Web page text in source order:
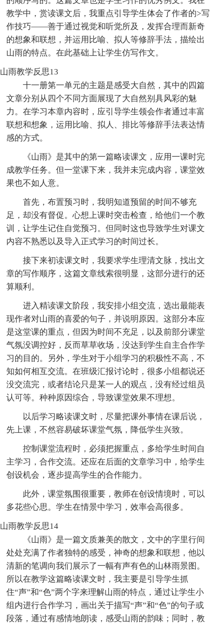
教学中，赏读课文后，我重点引导学生体会了作者的>写
作技巧——善于通过视觉和听觉所及，发挥合理而新奇
的想象和联想，并运用比喻、拟人等修辞手法，描绘出
山雨的特点。在此基础上让学生仿写作文。
山雨教学反思13
十一册第一单元的主题是感受大自然，其中的四篇
文章分别从四个不同方面展现了大自然别具风彩的魅
力。在学习本章内容时，应引导学生领会作者通过丰富
联想和想象，运用比喻、拟人、排比等修辞手法表达情
感的方式。
《山雨》是其中的第一篇略读课文，应用一课时完
成教学任务。但一堂课下来，我并未完成内容，课堂效
果也不如人意。
首先，布置预习时，我明知道预留的时间不够充
足，却没有督促。心想上课时突击检查，给他们一个教
训，让学生记住自觉预习。但同时这也导致学生对课文
内容不熟悉以及导入正式学习的时间过长。
接下来初读课文时，我要求学生理清文脉，找出文
章的写作顺序，这篇文章线索很明显，这部分进行的还
算顺利。
进入精读课文阶段，我安排小组交流，选出最能表
现作者对山雨的喜爱的句子，并说明原因。这部分本应
是这堂课的重点，但因为时间不充足，以及前部分课堂
气氛没调控好，反而草草收场，没达到学生自主合作学
习的目的。另外，学生对于小组学习的积极性不高，不
知如何相互交流。在班级汇报讨论时，很多小组都说还
没交流完，或者结论只是某一人的观点，没有经过组员
认可等。种种原因综合，导致课堂效果不理想。
以后学习略读课文时，尽量把课外事情在课后说，
先上课，不然容易破坏课堂气氛，降低学生兴致。
控制课堂流程时，必须把握重点，多给学生时间自
主学习，合作交流。还应在后面的文章学习中，给学生
创设机会，逐步提高学生的合作能力。
此外，课堂氛围很重要，教师在创设情境时，可以
多花些心思。学生在情景中学习，效率会高很多。
山雨教学反思14
《山雨》是一篇文质兼美的散文，文中的字里行间
处处充满了作者独特的感受，神奇的想象和联想，他以
清新的笔调向我们展示了一幅有声有色的山林雨景图。
所以在教学这篇略读课文时，我主要是引导学生抓
住“声”和“色”两个字来理解山雨的特点，通过让学生小
组内进行合作学习，画出关于描写“声”和“色”的句子或
段落，通过有感情地朗读，感受山雨的韵味；同时，教